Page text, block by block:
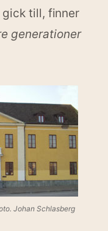
till, finner
generationer
Johan Schlasberg